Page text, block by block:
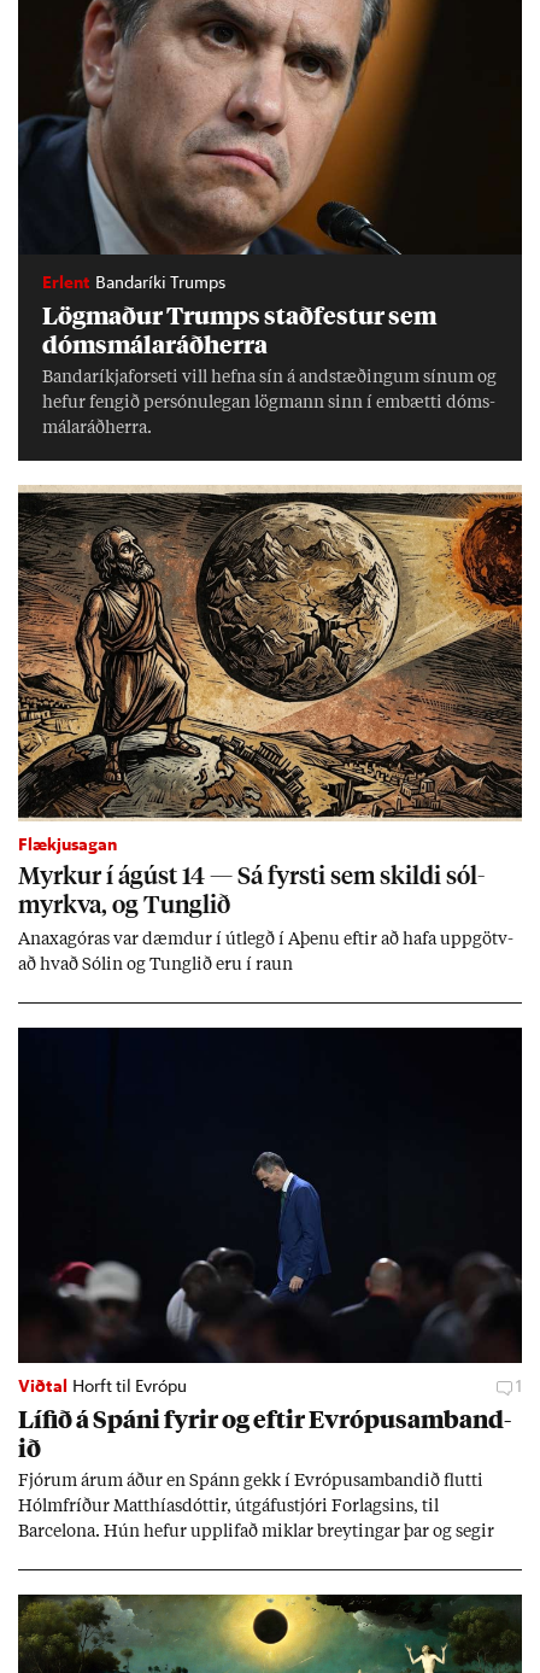
Erlent Bandaríki Trumps
Lög­mað­ur Trumps stað­fest­ur sem
dóms­mála­ráð­herra
Banda­ríkja­for­seti vill hefna sín á and­stæð­ing­um sín­um og
hef­ur feng­ið per­sónu­leg­an lög­mann sinn í embætti dóms­
mála­ráð­herra.
Flækjusagan
Myrk­ur í ág­úst 14 — Sá fyrsti sem skildi sól­
myrkva, og Tungl­ið
An­axagór­as var dæmd­ur í út­legð í Aþenu eft­ir að hafa upp­götv­
að hvað Sól­in og Tungl­ið eru í raun
Viðtal Horft til Evrópu 1
Líf­ið á Spáni fyr­ir og eft­ir Evr­ópu­sam­band­
ið
Fjór­um ár­um áð­ur en Spánn gekk í Evr­ópu­sam­band­ið flutti
Hólm­fríð­ur Matth­ías­dótt­ir, út­gáfu­stjóri For­lags­ins, til
Barcelona. Hún hef­ur upp­lif­að mikl­ar breyt­ing­ar þar og seg­ir
jafnt sem styrkj­um til menn­ing­ar­mála. Þá hafi katalónsk­an hlot­
ið með­byr.